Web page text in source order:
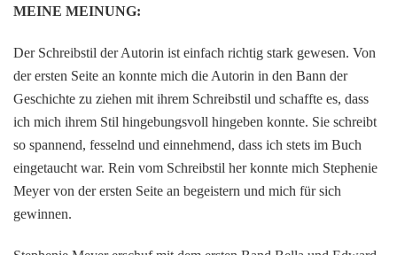
MEINE MEINUNG:
Der Schreibstil der Autorin ist einfach richtig stark gewesen. Von
der ersten Seite an konnte mich die Autorin in den Bann der
Geschichte zu ziehen mit ihrem Schreibstil und schaffte es, dass
ich mich ihrem Stil hingebungsvoll hingeben konnte. Sie schreibt
so spannend, fesselnd und einnehmend, dass ich stets im Buch
eingetaucht war. Rein vom Schreibstil her konnte mich Stephenie
Meyer von der ersten Seite an begeistern und mich für sich
gewinnen.